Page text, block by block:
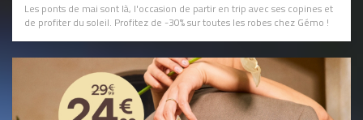
Les ponts de mai sont là, l'occasion de partir en trip avec ses copines et
de profiter du soleil. Profitez de -30% sur toutes les robes chez Gémo !